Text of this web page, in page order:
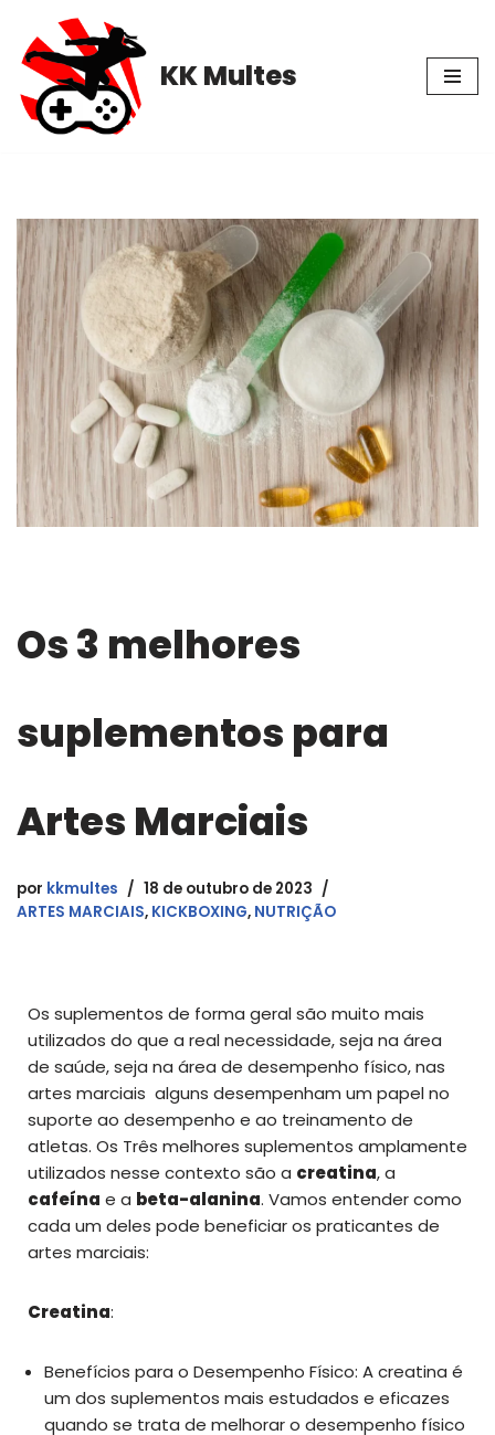
Pular
para
o
conteúdo
KK Multes
Os 3 melhores
suplementos para
Artes Marciais
por kkmultes
18 de outubro de 2023
ARTES MARCIAIS, KICKBOXING, NUTRIÇÃO
Os suplementos de forma geral são muito mais
utilizados do que a real necessidade, seja na área
de saúde, seja na área de desempenho físico, nas
artes marciais alguns desempenham um papel no
suporte ao desempenho e ao treinamento de
atletas. Os Três melhores suplementos amplamente
utilizados nesse contexto são a creatina, a
cafeína e a beta-alanina. Vamos entender como
cada um deles pode beneficiar os praticantes de
artes marciais:
Creatina:
Benefícios para o Desempenho Físico: A creatina é
um dos suplementos mais estudados e eficazes
quando se trata de melhorar o desempenho físico